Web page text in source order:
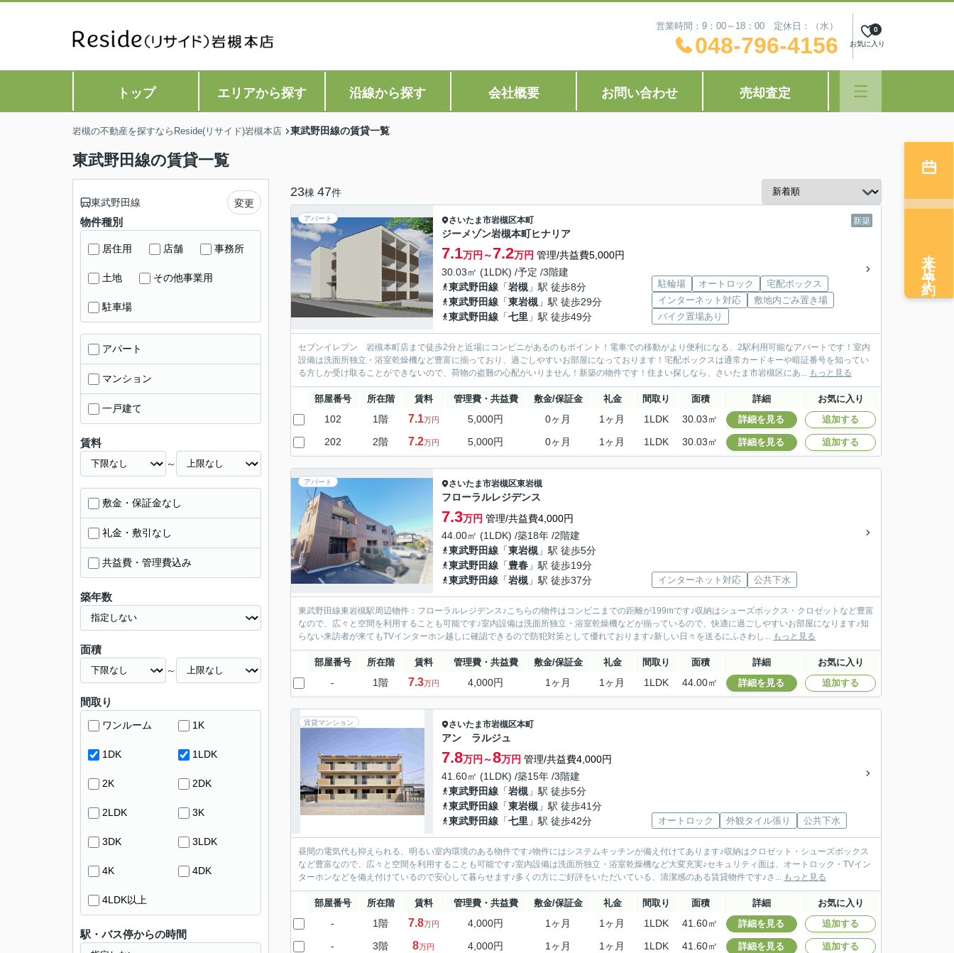
営業時間：9：00～18：00 定休日：（水）
048-796-4156 お気に入り
0
トップ エリアから探す 沿線から探す 会社概要 お問い合わせ 売却査定
岩槻の不動産を探すならReside(リサイド)岩槻本店 東武野田線の賃貸一覧
東武野田線の賃貸一覧
23棟 47件
アパート 新築
さいたま市岩槻区本町
ジーメゾン岩槻本町ヒナリア
7.1万円～7.2万円 管理/共益費5,000円
30.03㎡ (1LDK) /予定 /3階建
東武野田線 「岩槻 」駅 徒歩8分
東武野田線 「東岩槻 」駅 徒歩29分
東武野田線 「七里 」駅 徒歩49分
駐輪場 オートロック
宅配ボックス
インターネット対応
敷地内ごみ置き場
バイク置場あり
セブンイレブン 岩槻本町店まで徒歩2分と近場にコンビニがあるのもポイント！電車での移動がより便利になる、2駅利用可能なアパートです！室内
設備は洗面所独立・浴室乾燥機など豊富に揃っており、過ごしやすいお部屋になっております！宅配ボックスは通常カードキーや暗証番号を知ってい
る方しか受け取ることができないので、荷物の盗難の心配がいりません！新築の物件です！住まい探しなら、さいたま市岩槻区にあ... もっと見る
部屋番号 所在階 賃料 管理費・共益費 敷金/保証金 礼金 間取り 面積 詳細 お気に入り
102 1階 7.1万円 5,000円 0ヶ月 1ヶ月 1LDK 30.03㎡ 詳細を見る 追加する
202 2階 7.2万円 5,000円 0ヶ月 1ヶ月 1LDK 30.03㎡ 詳細を見る 追加する
アパート さいたま市岩槻区東岩槻
フローラルレジデンス
7.3万円 管理/共益費4,000円
44.00㎡ (1LDK) /築18年 /2階建
東武野田線 「東岩槻 」駅 徒歩5分
東武野田線 「豊春 」駅 徒歩19分
東武野田線 「岩槻 」駅 徒歩37分 インターネット対応 公共下水
東武野田線東岩槻駅周辺物件：フローラルレジデンス♪こちらの物件はコンビニまでの距離が199mです♪収納はシューズボックス・クロゼットなど豊富
なので、広々と空間を利用することも可能です♪室内設備は洗面所独立・浴室乾燥機などが揃っているので、快適に過ごしやすいお部屋になります♪知
らない来訪者が来てもTVインターホン越しに確認できるので防犯対策として優れております♪新しい日々を送るにふさわし... もっと見る
部屋番号 所在階 賃料 管理費・共益費 敷金/保証金 礼金 間取り 面積 詳細 お気に入り
- 1階 7.3万円 4,000円 1ヶ月 1ヶ月 1LDK 44.00㎡ 詳細を見る 追加する
賃貸マンション さいたま市岩槻区本町
アン ラルジュ
7.8万円～8万円 管理/共益費4,000円
41.60㎡ (1LDK) /築15年 /3階建
東武野田線 「岩槻 」駅 徒歩5分
東武野田線 「東岩槻 」駅 徒歩41分
東武野田線 「七里 」駅 徒歩42分 オートロック 外観タイル張り 公共下水
昼間の電気代も抑えられる、明るい室内環境のある物件です♪物件にはシステムキッチンが備え付けてあります♪収納はクロゼット・シューズボックス
など豊富なので、広々と空間を利用することも可能です♪室内設備は洗面所独立・浴室乾燥機など大変充実♪セキュリティ面は、オートロック・TVイン
ターホンなどを備え付けているので安心して暮らせます♪多くの方にご好評をいただいている、清潔感のある賃貸物件です♪さ... もっと見る
部屋番号 所在階 賃料 管理費・共益費 敷金/保証金 礼金 間取り 面積 詳細 お気に入り
- 1階 7.8万円 4,000円 1ヶ月 1ヶ月 1LDK 41.60㎡ 詳細を見る 追加する
- 3階 8万円 4,000円 1ヶ月 1ヶ月 1LDK 41.60㎡ 詳細を見る 追加する
東武野田線 変更
物件種別
居住用 店舗 事務所
土地 その他事業用
駐車場
アパート
マンション
一戸建て
賃料
～
敷金・保証金なし
礼金・敷引なし
共益費・管理費込み
築年数
面積
～
間取り
ワンルーム 1K
1DK 1LDK
2K 2DK
2LDK 3K
3DK 3LDK
4K 4DK
4LDK以上
駅・バス停からの時間
来店予約